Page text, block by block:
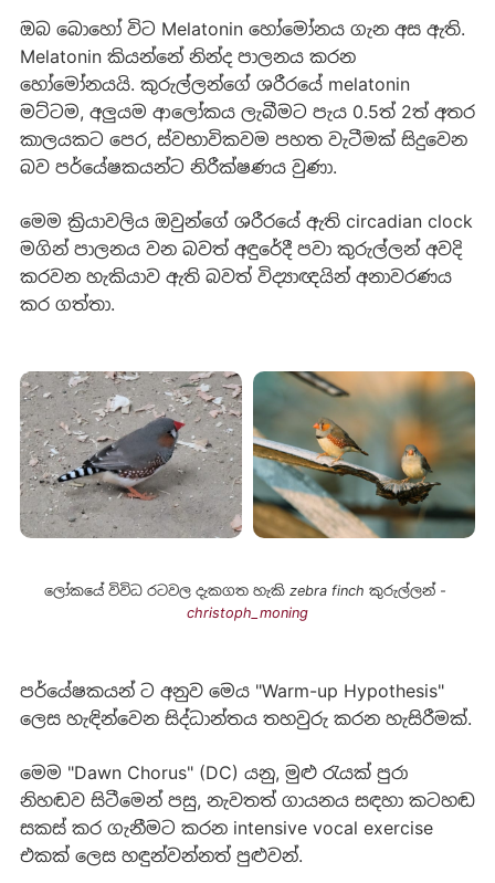
ඔබ බොහෝ විට Melatonin හෝමෝනය ගැන අස ඇති.
Melatonin කියන්නේ නින්ද පාලනය කරන
හෝමෝනයයි. කුරුල්ලන්ගේ ශරීරයේ melatonin
මට්ටම, අලුයම ආලෝකය ලැබීමට පැය 0.5ත් 2ත් අතර
කාලයකට පෙර, ස්වභාවිකවම පහත වැටීමක් සිදුවෙන
බව පර්යේෂකයන්ට නිරීක්ෂණය වුණා.
මෙම ක්‍රියාවලිය ඔවුන්ගේ ශරීරයේ ඇති circadian clock
මගින් පාලනය වන බවත් අඳුරේදී පවා කුරුල්ලන් අවදි
කරවන හැකියාව ඇති බවත් විද්‍යාඥයින් අනාවරණය
කර ගත්තා.
christoph_moning
පර්යේෂකයන් ට අනුව මෙය "Warm-up Hypothesis"
ලෙස හැඳින්වෙන සිද්ධාන්තය තහවුරු කරන හැසිරීමක්.
මෙම "Dawn Chorus" (DC) යනු, මුළු රැයක් පුරා
නිහඬව සිටීමෙන් පසු, නැවතත් ගායනය සඳහා කටහඬ
සකස් කර ගැනීමට කරන intensive vocal exercise
එකක් ලෙස හඳුන්වන්නත් පුළුවන්.